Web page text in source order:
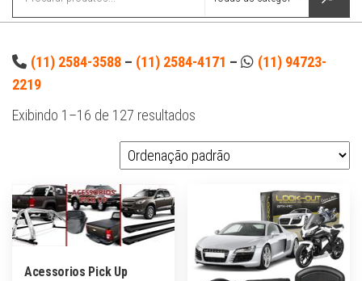
(11) 2584-3588 – (11) 2584-4171 –
(11) 94723-
2219
Exibindo 1–16 de 127 resultados
Acessorios Pick Up